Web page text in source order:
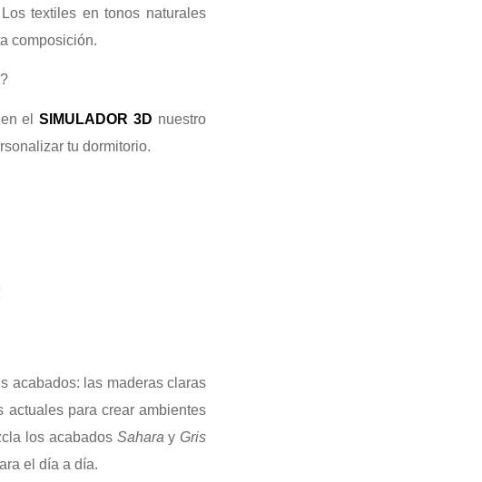
textiles en tonos naturales
composición.
en elSIMULADOR 3D nuestro
tu dormitorio.
acabados: las maderas claras
para crear ambientes
los acabados Sahara yGris
el día a día.